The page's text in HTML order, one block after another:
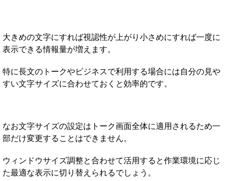
大きめの文字にすれば視認性が上がり小さめにすれば一度に
表示できる情報量が増えます。
特に長文のトークやビジネスで利用する場合には自分の見や
すい文字サイズに合わせておくと効率的です。
なお文字サイズの設定はトーク画面全体に適用されるため一
部だけ変更することはできません。
ウィンドウサイズ調整と合わせて活用すると作業環境に応じ
た最適な表示に切り替えられるでしょう。